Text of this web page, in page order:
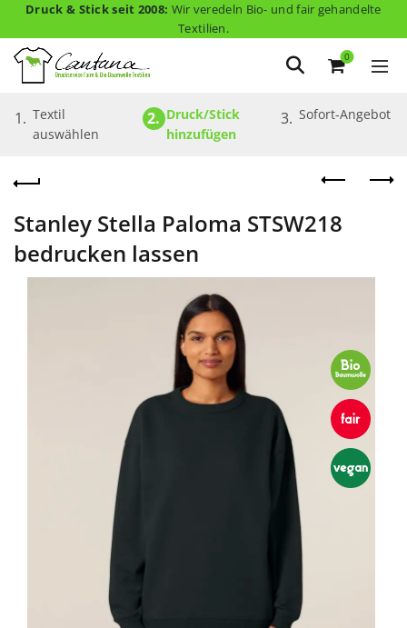
Druck & Stick seit 2008: Wir veredeln Bio- und fair gehandelte
Textilien.
0
1. Textil
auswählen
2. Druck/Stick
hinzufügen
3. Sofort-Angebot
Stanley Stella Paloma STSW218
bedrucken lassen